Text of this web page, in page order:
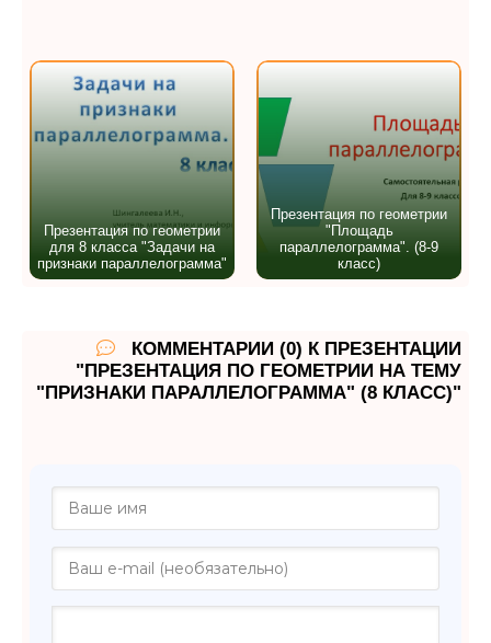
Презентация по геометрии
для 8 класса "Задачи на
признаки параллелограмма"
Презентация по геометрии
"Площадь
параллелограмма". (8-9
класс)
КОММЕНТАРИИ (0) К ПРЕЗЕНТАЦИИ
"ПРЕЗЕНТАЦИЯ ПО ГЕОМЕТРИИ НА ТЕМУ
"ПРИЗНАКИ ПАРАЛЛЕЛОГРАММА" (8 КЛАСС)"